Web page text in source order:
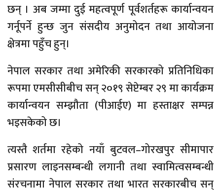
छन् । अब जम्मा दुई महत्वपूर्ण पूर्वशर्तहरू कार्यान्वयन
गर्नूपर्ने हुन्छ जुन संसदीय अनुमोदन तथा आयोजना
क्षेत्रमा पहुँच हुन्।
नेपाल सरकार तथा अमेरिकी सरकारको प्रतिनिधिका
रूपमा एमसीसीबीच सन् २०१९ सेप्टेम्बर २९ मा कार्यक्रम
कार्यान्वयन सम्झौता (पीआईए) मा हस्ताक्षर सम्पन्न
भइसकेको छ।
त्यस्तै शर्तमा रहेको नयाँ बुटवल–गोरखपुर सीमापार
प्रसारण लाइनसम्बन्धी लगानी तथा स्वामित्वसम्बन्धी
संरचनामा नेपाल सरकार तथा भारत सरकारबीच सन्